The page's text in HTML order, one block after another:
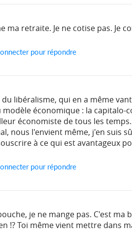
ma retraite. Je ne cotise pas. Je
pour répondre
libéralisme, qui en a même
économique : la capitalo-
économiste de tous les temps.
nous l'envient même, j'en suis
à ce qui est avantageux
pour répondre
je ne mange pas. C'est ma
!? Toi même vient mettre dans